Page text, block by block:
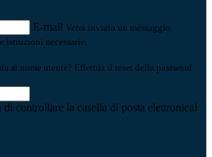
E-mail Verrà inviato un messaggio
necessarie.
al nome utente? Effettua il reset della password
controllare la casella di posta elettronica!